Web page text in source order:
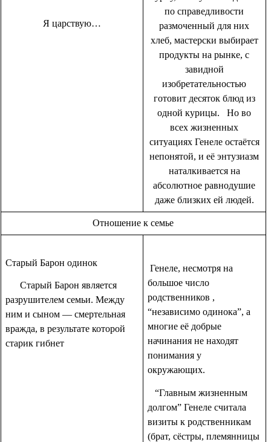
Я царствую…
по справедливости
размоченный для них
хлеб, мастерски выбирает
продукты на рынке, с
завидной
изобретательностью
готовит десяток блюд из
одной курицы. Но во
всех жизненных
ситуациях Генеле остаётся
непонятой, и её энтузиазм
наталкивается на
абсолютное равнодушие
даже близких ей людей.
Отношение к семье
Старый Барон одинок
Старый Барон является
разрушителем семьи. Между
ним и сыном — смертельная
вражда, в результате которой
старик гибнет
Генеле, несмотря на
большое число
родственников ,
“независимо одинока”, а
многие её добрые
начинания не находят
понимания у
окружающих.
“Главным жизненным
долгом” Генеле считала
визиты к родственникам
(брат, сёстры, племянницы